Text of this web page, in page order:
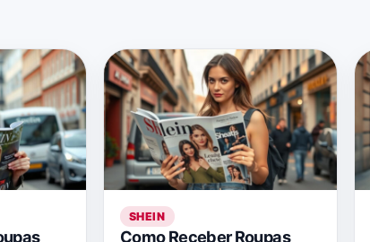
SHEIN
Como Receber Roupas